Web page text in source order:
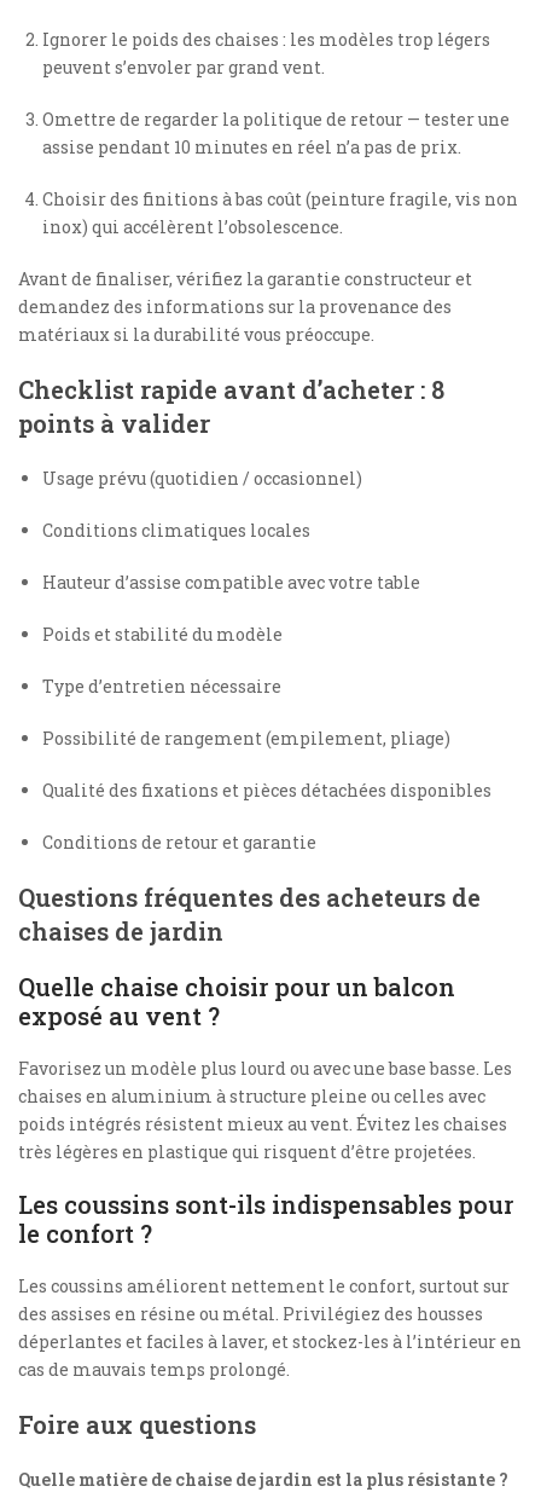
Ignorer le poids des chaises : les modèles trop légers
peuvent s’envoler par grand vent.
Omettre de regarder la politique de retour — tester une
assise pendant 10 minutes en réel n’a pas de prix.
Choisir des finitions à bas coût (peinture fragile, vis non
inox) qui accélèrent l’obsolescence.
Avant de finaliser, vérifiez la garantie constructeur et
demandez des informations sur la provenance des
matériaux si la durabilité vous préoccupe.
Checklist rapide avant d’acheter : 8
points à valider
Usage prévu (quotidien / occasionnel)
Conditions climatiques locales
Hauteur d’assise compatible avec votre table
Poids et stabilité du modèle
Type d’entretien nécessaire
Possibilité de rangement (empilement, pliage)
Qualité des fixations et pièces détachées disponibles
Conditions de retour et garantie
Questions fréquentes des acheteurs de
chaises de jardin
Quelle chaise choisir pour un balcon
exposé au vent ?
Favorisez un modèle plus lourd ou avec une base basse. Les
chaises en aluminium à structure pleine ou celles avec
poids intégrés résistent mieux au vent. Évitez les chaises
très légères en plastique qui risquent d’être projetées.
Les coussins sont-ils indispensables pour
le confort ?
Les coussins améliorent nettement le confort, surtout sur
des assises en résine ou métal. Privilégiez des housses
déperlantes et faciles à laver, et stockez-les à l’intérieur en
cas de mauvais temps prolongé.
Foire aux questions
Quelle matière de chaise de jardin est la plus résistante ?